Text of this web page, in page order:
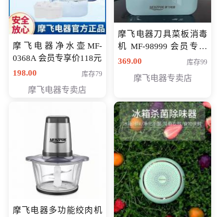
摩飞电器净水壶MF-
0368A 会员专享价118元
198.00
库存79
摩飞电器专卖店
摩飞电器刀具菜板消毒
机 MF-98999 会员专享
价286元
369.00 库存99
摩飞电器专卖店
摩飞电器多功能绞肉机